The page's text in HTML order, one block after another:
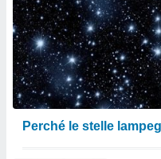
Perché le stelle